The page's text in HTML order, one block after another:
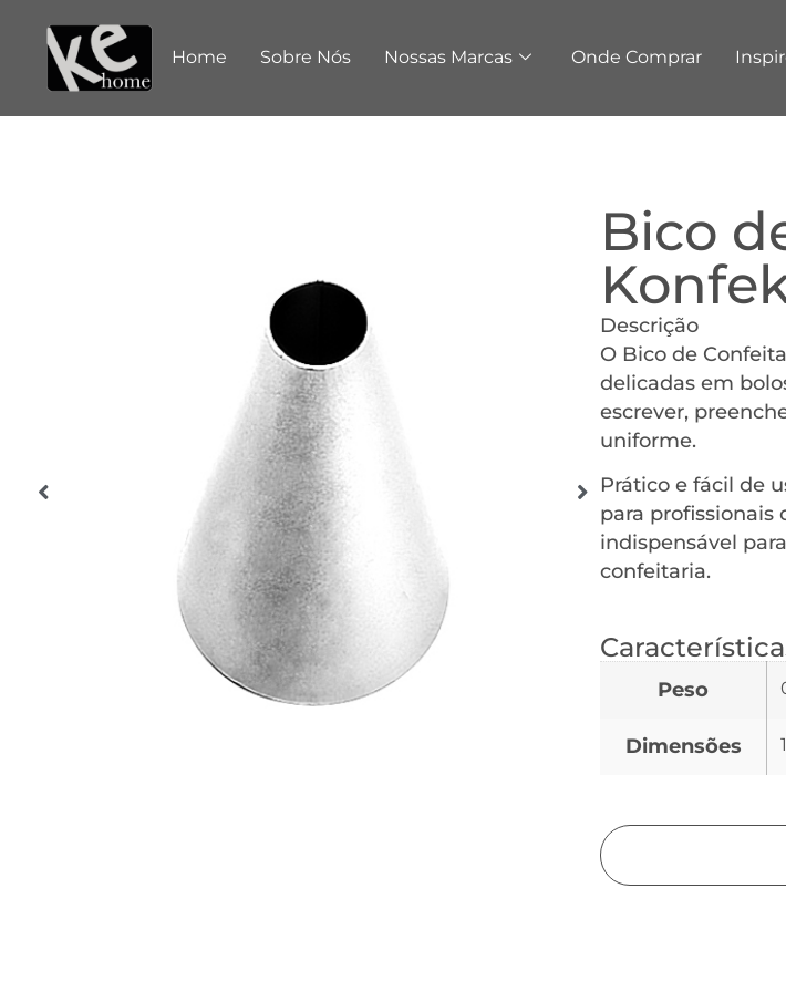
Home Sobre Nós Nossas Marcas Onde Comprar
Bico
Descrição
O Bico de
delicadas em
escrever,
uniforme.
Prático e fácil de
para
indispensável
confeitaria.
Peso
Dimensões